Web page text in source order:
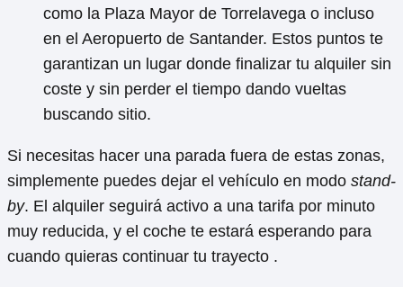
como la Plaza Mayor de Torrelavega o incluso
en el Aeropuerto de Santander. Estos puntos te
garantizan un lugar donde finalizar tu alquiler sin
coste y sin perder el tiempo dando vueltas
buscando sitio.
Si necesitas hacer una parada fuera de estas zonas,
simplemente puedes dejar el vehículo en modo stand-
by. El alquiler seguirá activo a una tarifa por minuto
muy reducida, y el coche te estará esperando para
cuando quieras continuar tu trayecto .